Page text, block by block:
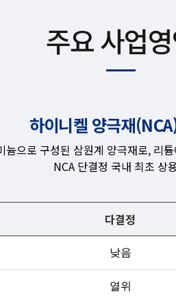
주요 사업
하이니켈 양극재
늄으로 구성된 삼원계 양극재로, 리
NCA 단결정 국내 최초 상
다결정
낮음
열위